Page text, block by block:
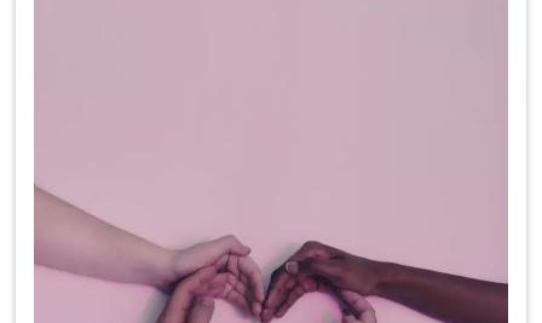
Sé
Bom